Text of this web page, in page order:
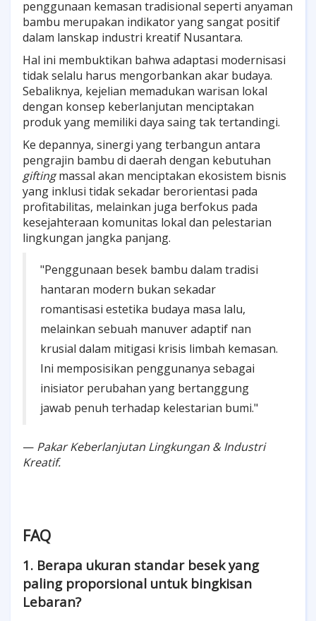
penggunaan kemasan tradisional seperti anyaman
bambu merupakan indikator yang sangat positif
dalam lanskap industri kreatif Nusantara.
Hal ini membuktikan bahwa adaptasi modernisasi
tidak selalu harus mengorbankan akar budaya.
Sebaliknya, kejelian memadukan warisan lokal
dengan konsep keberlanjutan menciptakan
produk yang memiliki daya saing tak tertandingi.
Ke depannya, sinergi yang terbangun antara
pengrajin bambu di daerah dengan kebutuhan
giftingmassal akan menciptakan ekosistem bisnis
yang inklusi tidak sekadar berorientasi pada
profitabilitas, melainkan juga berfokus pada
kesejahteraan komunitas lokal dan pelestarian
lingkungan jangka panjang.
"Penggunaan besek bambu dalam tradisi
hantaran modern bukan sekadar
romantisasi estetika budaya masa lalu,
melainkan sebuah manuver adaptif nan
krusial dalam mitigasi krisis limbah kemasan.
Ini memposisikan penggunanya sebagai
inisiator perubahan yang bertanggung
jawab penuh terhadap kelestarian bumi."
— Pakar Keberlanjutan Lingkungan & Industri
Kreatif.
FAQ
1. Berapa ukuran standar besek yang
paling proporsional untuk bingkisan
Lebaran?